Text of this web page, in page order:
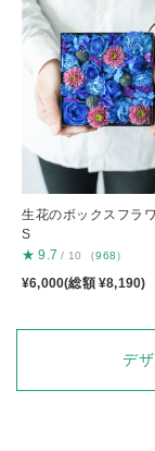
生花のボックスフラ
S
★ 9.7 / 10 （968）
¥6,000(総額 ¥8,190)
デ